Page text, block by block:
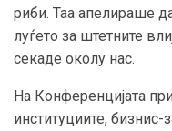
риби. Таа апелираше
луѓето за штетните
секаде околу нас.
На Конференцијата
институциите, бизнис-